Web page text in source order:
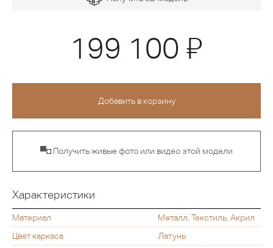
199 100 Я
▀◘ Получить живые фото или видео этой модели
Характеристики
Материал
Металл, Текстиль, Акрил
Цвет каркаса
Латунь